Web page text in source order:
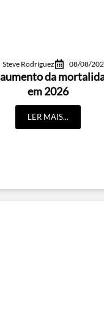
Steve Rodríguez 08/08/
da
em 2026
LER MAIS...